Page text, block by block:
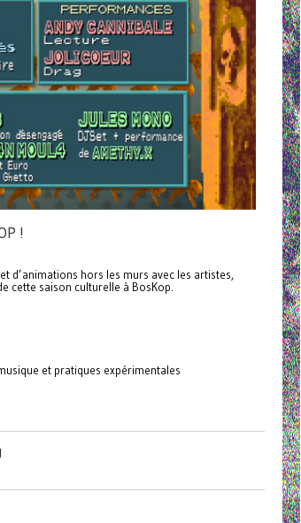
!
d’animations hors les murs avec les artistes,
cette saison culturelle à BosKop.
et pratiques expérimentales